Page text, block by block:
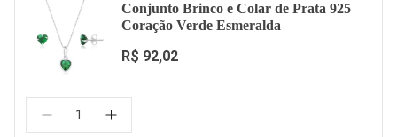
Conjunto Brinco e Colar de Prata 925
Coração Verde Esmeralda
R$ 92,02
Quantidade: